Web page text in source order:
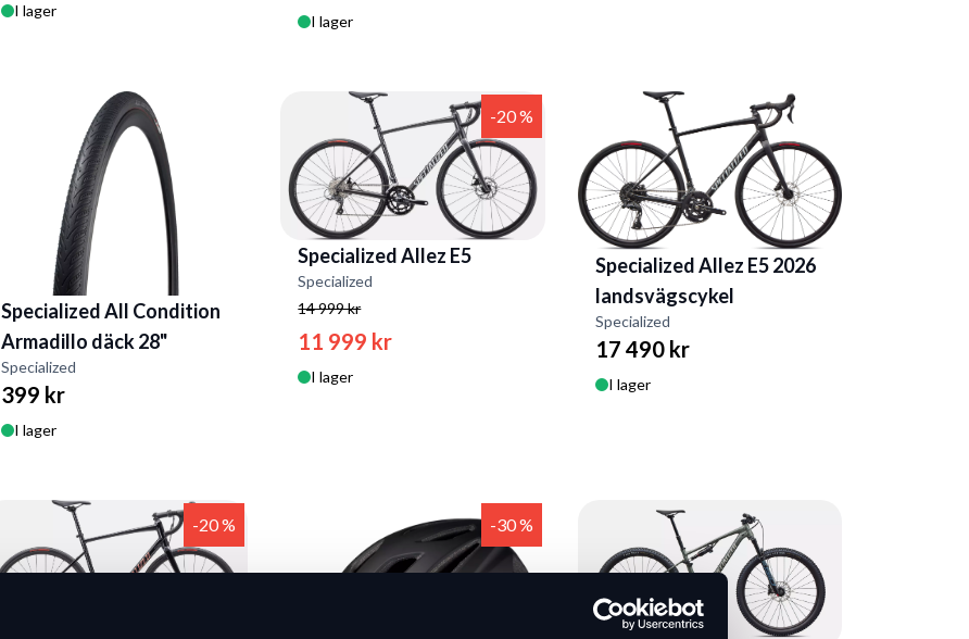
I lager
I lager
Specialized All Condition
Armadillo däck 28"
Specialized
399 kr
I lager
-20 %
Specialized Allez E5
Specialized
14 999 kr
11 999 kr
I lager
Specialized Allez E5 2026
landsvägscykel
Specialized
17 490 kr
I lager
-20 % -30 %